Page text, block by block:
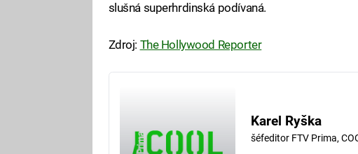
slušná superhrdinská podívaná.
Zdroj: The Hollywood Reporter
Karel Ryška
šéfeditor FTV Prima,